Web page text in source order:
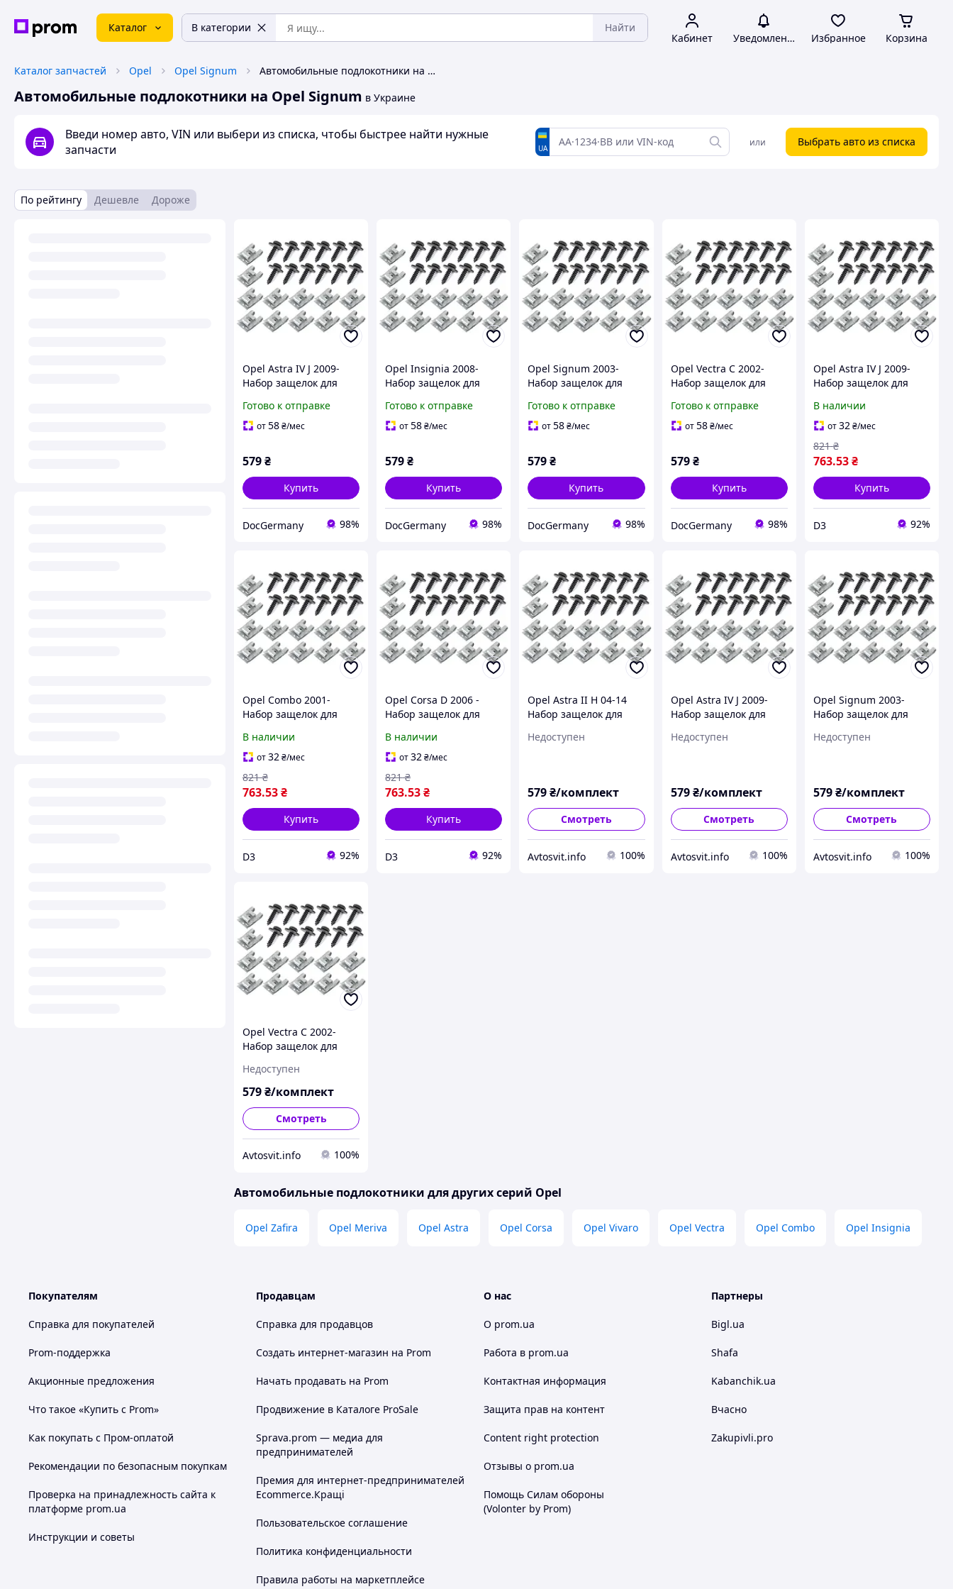
Каталог В категории Найти
Кабинет Уведомления Избранное Корзина
Каталог запчастей Opel Opel Signum Автомобильные подлокотники на Opel Signum
Автомобильные подлокотники на Opel Signum в Украине
Введи номер авто, VIN или выбери из списка, чтобы быстрее найти нужные
запчасти
UA или Выбрать авто из списка
По рейтингу Дешевле Дороже
Opel Astra IV J 2009-
Набор защелок для
двигателя 24шт.
комплектект, арт. DA-
Готово к отправке
от58₴/мес
579₴
Купить
DocGermany 98%
Opel Insignia 2008-
Набор защелок для
двигателя 24шт.
комплектект, арт. DA-
Готово к отправке
от58₴/мес
579₴
Купить
DocGermany 98%
Opel Signum 2003-
Набор защелок для
двигателя 24шт.
комплектект, арт. DA-
Готово к отправке
от58₴/мес
579₴
Купить
DocGermany 98%
Opel Vectra C 2002-
Набор защелок для
двигателя 24шт.
комплектект, арт. DA-
Готово к отправке
от58 ₴/мес
579 ₴
Купить
DocGermany 98%
Opel Astra IV J 2009-
Набор защелок для
двигателя 24шт.
комплектект, арт. DA-
15331
В наличии
от32₴/мес
763.53₴
821 ₴
Купить
D3 92%
Opel Combo 2001-
Набор защелок для
двигателя 24шт.
комплектект, арт. DA-
15332
В наличии
от32₴/мес
763.53₴
821 ₴
Купить
D3 92%
Opel Corsa D 2006 -
Набор защелок для
двигателя 24шт.
комплектект, арт. DA-
15334
В наличии
от32₴/мес
763.53₴
821 ₴
Купить
D3 92%
Opel Astra II H 04-14
Набор защелок для
двигателя 24шт.
Недоступен
579₴/комплект
Смотреть
Avtosvit.info 100%
Opel Astra IV J 2009-
Набор защелок для
двигателя 24шт.
Недоступен
579 ₴/комплект
Смотреть
Avtosvit.info 100%
Opel Signum 2003-
Набор защелок для
двигателя 24шт.
Недоступен
579₴/комплект
Смотреть
Avtosvit.info 100%
Opel Vectra C 2002-
Набор защелок для
двигателя 24шт.
комплектект, арт. DA-
Недоступен
579₴/комплект
Смотреть
Avtosvit.info 100%
Автомобильные подлокотники для других серий Opel
Opel Zafira Opel Meriva Opel Astra Opel Corsa Opel Vivaro Opel Vectra Opel Combo Opel Insignia
Покупателям
Справка для покупателей
Prom-поддержка
Акционные предложения
Что такое «Купить с Prom»
Как покупать с Пром-оплатой
Рекомендации по безопасным покупкам
Проверка на принадлежность сайта к
платформе prom.ua
Инструкции и советы
Продавцам
Справка для продавцов
Создать интернет-магазин на Prom
Начать продавать на Prom
Продвижение в Каталоге ProSale
Sprava.prom — медиа для
предпринимателей
Премия для интернет-предпринимателей
Ecommerce.Кращі
Пользовательское соглашение
Политика конфиденциальности
Правила работы на маркетплейсе
О нас
О prom.ua
Работа в prom.ua
Контактная информация
Защита прав на контент
Content right protection
Отзывы о prom.ua
Помощь Силам обороны
(Volonter by Prom)
Партнеры
Bigl.ua
Shafa
Kabanchik.ua
Вчасно
Zakupivli.pro